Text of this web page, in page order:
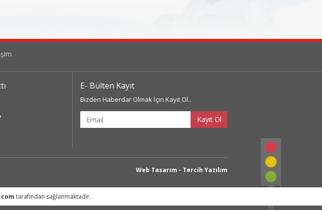
E- Bülten Kayıt
Bizden Haberdar Olmak İçin Kayıt Ol..
Email
address
Kayıt Ol
Web Tasarım - Tercih Yazılım
tarafından sağlanmaktadır.